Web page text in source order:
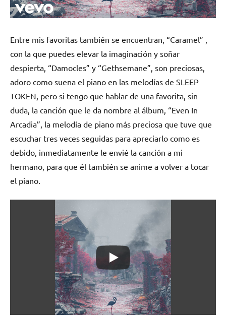
Entre mis favoritas también se encuentran, “Caramel” ,
con la que puedes elevar la imaginación y soñar
despierta, “Damocles” y “Gethsemane”, son preciosas,
adoro como suena el piano en las melodías de SLEEP
TOKEN, pero si tengo que hablar de una favorita, sin
duda, la canción que le da nombre al álbum, “Even In
Arcadia”, la melodía de piano más preciosa que tuve que
escuchar tres veces seguidas para apreciarlo como es
debido, inmediatamente le envié la canción a mi
hermano, para que él también se anime a volver a tocar
el piano.